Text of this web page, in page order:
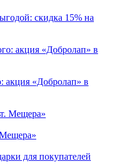
скидка 15% на
акция «Добролап» в